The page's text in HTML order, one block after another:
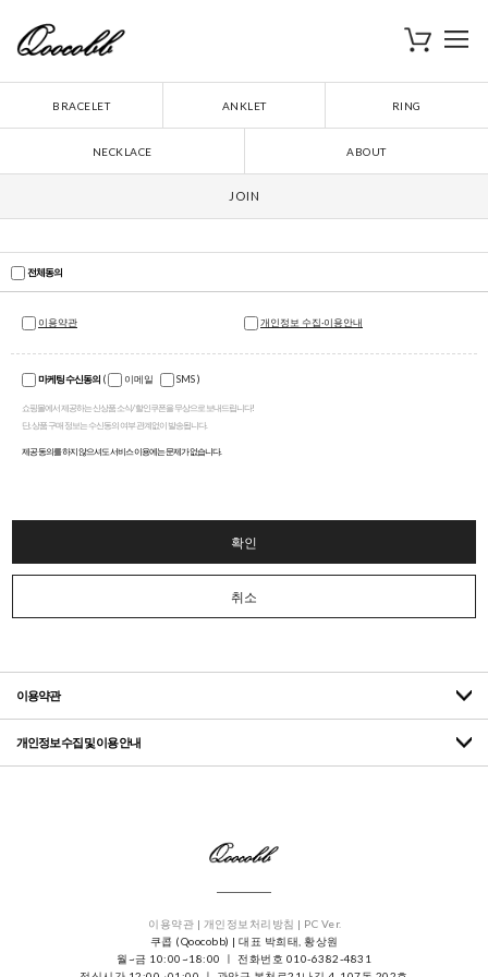
장바구니
BRACELET ANKLET RING
NECKLACE ABOUT
JOIN
전체동의
이용약관 개인정보 수집·이용안내
마케팅 수신동의 ( 이메일 SMS)
쇼핑몰에서 제공하는 신상품 소식/ 할인쿠폰을 무상으로 보내드립니다!
단, 상품 구매 정보는 수신동의 여부 관계없이 발송됩니다.
제공 동의를 하지 않으셔도 서비스 이용에는 문제가 없습니다.
확인
취소
이용약관
개인정보 수집 및 이용 안내
이용약관 | 개인정보처리방침 | PC Ver.
쿠콥 (Qoocobb) | 대표 박희태, 황상원
월~금 10:00~18:00 ㅣ 전화번호 010-6382-4831